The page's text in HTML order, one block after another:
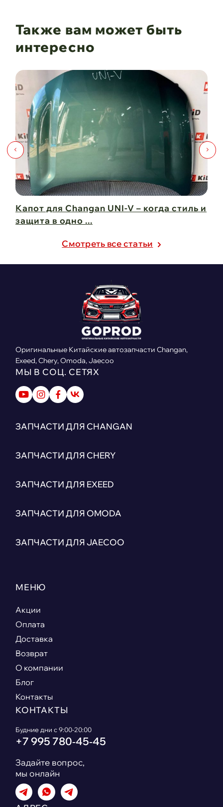
Также вам может быть
интересно
Капот для Changan UNI-V – когда стиль и
защита в одно ...
Cмотреть все статьи
Оригинальные Китайские автозапчасти Changan,
Exeed, Chery, Omoda, Jaecoo
МЫ В СОЦ. СЕТЯХ
ЗАПЧАСТИ ДЛЯ CHANGAN
ЗАПЧАСТИ ДЛЯ CHERY
ЗАПЧАСТИ ДЛЯ EXEED
ЗАПЧАСТИ ДЛЯ OMODA
ЗАПЧАСТИ ДЛЯ JAECOO
МЕНЮ
Акции
Оплата
Доставка
Возврат
О компании
Блог
Контакты
КОНТАКТЫ
Будние дни с 9:00-20:00
+7 995 780‑45‑45
Задайте вопрос,
мы онлайн